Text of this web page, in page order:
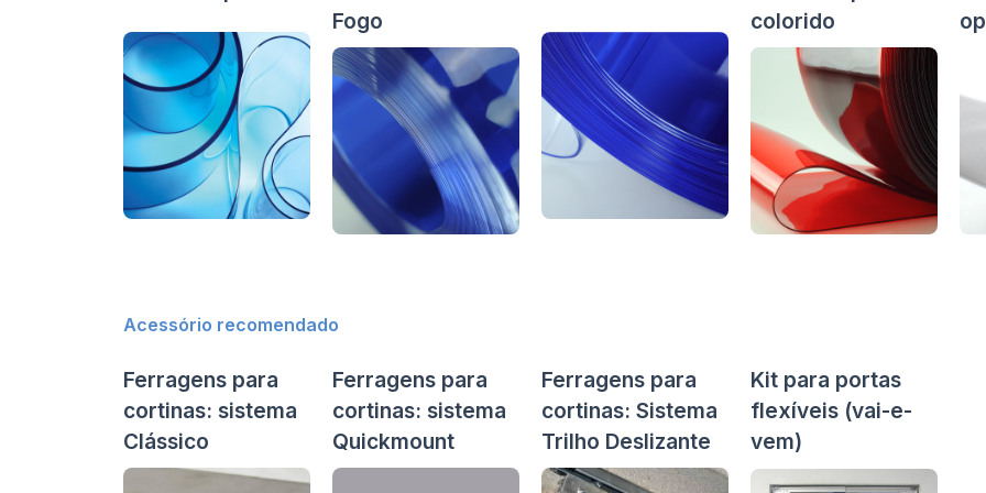
Fogo
colorido
Acessório recomendado
Ferragens para
cortinas: sistema
Clássico
Ferragens para
cortinas: sistema
Quickmount
Ferragens para
cortinas: Sistema
Trilho Deslizante
Kit para portas
flexíveis (vai-e-
vem)